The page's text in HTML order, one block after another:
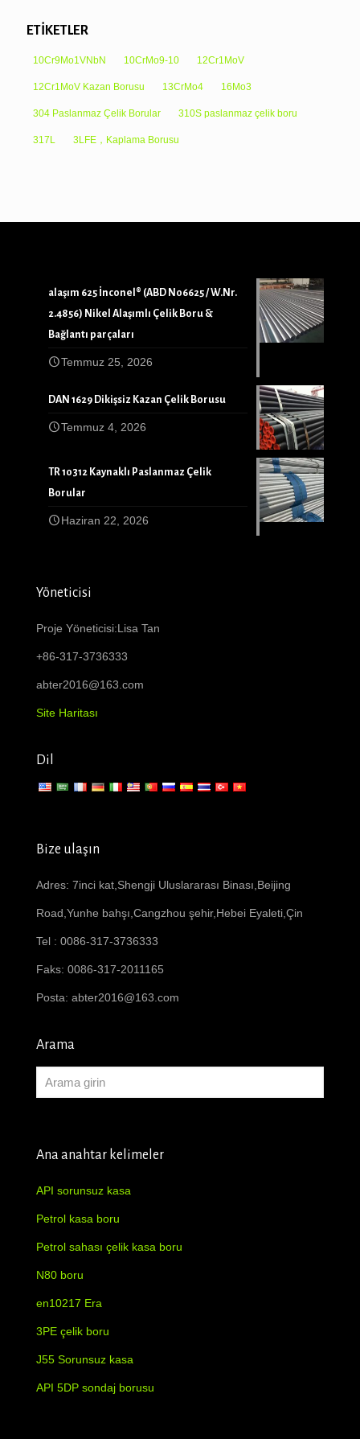
ETİKETLER
10Cr9Mo1VNbN 10CrMo9-10 12Cr1MoV
12Cr1MoV Kazan Borusu 13CrMo4 16Mo3
304 Paslanmaz Çelik Borular 310S paslanmaz çelik boru
317L 3LFE，Kaplama Borusu
alaşım 625 İnconel® (ABD N06625 / W.Nr.
2.4856) Nikel Alaşımlı Çelik Boru &
Bağlantı parçaları
Temmuz 25, 2026
DAN 1629 Dikişsiz Kazan Çelik Borusu
Temmuz 4, 2026
TR 10312 Kaynaklı Paslanmaz Çelik
Borular
Haziran 22, 2026
Yöneticisi
Proje Yöneticisi:Lisa Tan
+86-317-3736333
abter2016@163.com
Site Haritası
Dil
Bize ulaşın
Adres: 7inci kat,Shengji Uluslararası Binası,Beijing
Road,Yunhe bahşı,Cangzhou şehir,Hebei Eyaleti,Çin
Tel : 0086-317-3736333
Faks: 0086-317-2011165
Posta: abter2016@163.com
Arama
Ana anahtar kelimeler
API sorunsuz kasa
Petrol kasa boru
Petrol sahası çelik kasa boru
N80 boru
en10217 Era
3PE çelik boru
J55 Sorunsuz kasa
API 5DP sondaj borusu